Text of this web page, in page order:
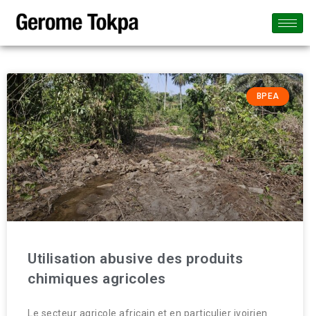
BPEA
Utilisation abusive des produits
chimiques agricoles
Le secteur agricole africain et en particulier ivoirien